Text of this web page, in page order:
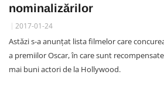
nominalizărilor
2017-01-24
Astăzi s-a anunțat lista filmelor care
a premiilor Oscar, în care sunt
mai buni actori de la Hollywood.